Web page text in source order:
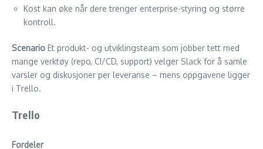
Kost kan øke når dere trenger enterprise-styring og større
kontroll.
Scenario Et produkt- og utviklingsteam som jobber tett med
mange verktøy (repo, CI/CD, support) velger Slack for å samle
varsler og diskusjoner per leveranse – mens oppgavene ligger
i Trello.
Trello
Fordeler